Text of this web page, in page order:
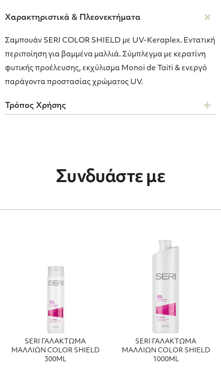
Χαρακτηριστικά & Πλεονεκτήματα
Σαµπουάν SERI COLOR SHIELD µε UV-Keraplex. Εντατική
περιποίηση για βαµµένα µαλλιά. Σύµπλεγµα µε κερατίνη
φυτικής προέλευσης, εκχύλισµα Monoi de Taiti & ενεργό
παράγοντα προστασίας χρώµατος UV.
Τρόπος Χρήσης
Συνδυάστε με
SERI ΓΑΛΑΚΤΩΜΑ
ΜΑΛΛΙΩΝ COLOR SHIELD
300ML
SERI ΓΑΛΑΚΤΩΜΑ
ΜΑΛΛΙΩΝ COLOR SHIELD
1000ML